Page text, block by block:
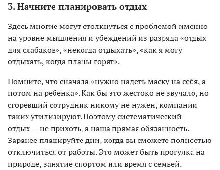
3. Начните планировать отдых
Здесь многие могут столкнуться с проблемой именно
на уровне мышления и убеждений из разряда «отдых
для слабаков», «некогда отдыхать», «как я могу
отдыхать, когда планы горят».
Помните, что сначала «нужно надеть маску на себя, а
потом на ребенка». Как бы это жестоко не звучало, но
сгоревший сотрудник никому не нужен, компании
таких утилизируют. Поэтому систематический
отдых — не прихоть, а наша прямая обязанность.
Заранее планируйте дни, когда вы сможете полностью
отключиться от работы. Это может быть прогулка на
природе, занятие спортом или время с семьей.